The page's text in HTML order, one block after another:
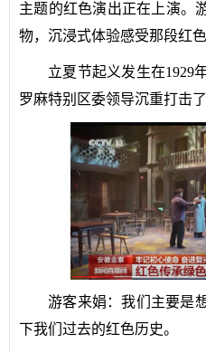
主题的红色演出正在上演。
物，沉浸式体验感受那段红色
立夏节起义发生在1929
罗麻特别区委领导沉重打击
游客来娟：我们主要是
下我们过去的红色历史。